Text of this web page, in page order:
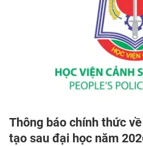
Thông báo chính thức
tạo sau đại học năm